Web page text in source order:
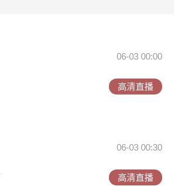
06-03 00:00
高清直播
06-03 00:30
高清直播